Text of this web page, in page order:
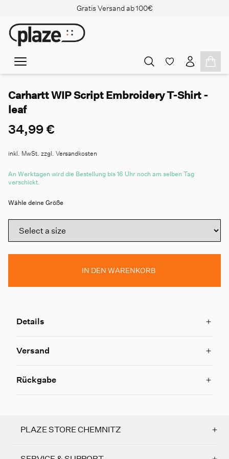
Gratis Versand ab 100€
Carhartt WIP Script Embroidery T-Shirt -
leaf
34,99 €
inkl. MwSt. zzgl. Versandkosten
An Werktagen wird die Bestellung bis 16 Uhr noch am selben Tag
verschickt.
Wähle deine Größe
IN DEN WARENKORB
Details
Versand
Rückgabe
PLAZE STORE CHEMNITZ